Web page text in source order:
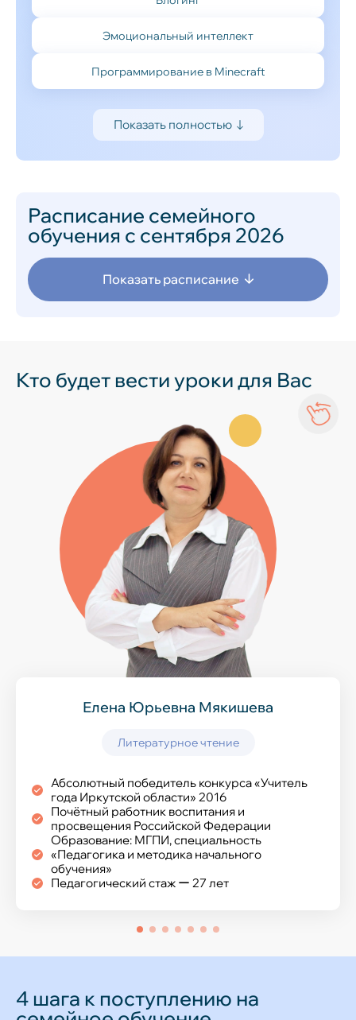
Эмоциональный интеллект
Программирование в Minecraft
Показать полностью
Расписание семейного
обучения с сентября 2026
Показать расписание
Кто будет вести уроки для Вас
Елена Юрьевна Мякишева
Литературное чтение
Абсолютный победитель конкурса «Учитель
года Иркутской области» 2016
Почётный работник воспитания и
просвещения Российской Федерации
Образование: МГПИ, специальность
«Педагогика и методика начального
обучения»
Педагогический стаж ー 27 лет
4 шага к поступлению на